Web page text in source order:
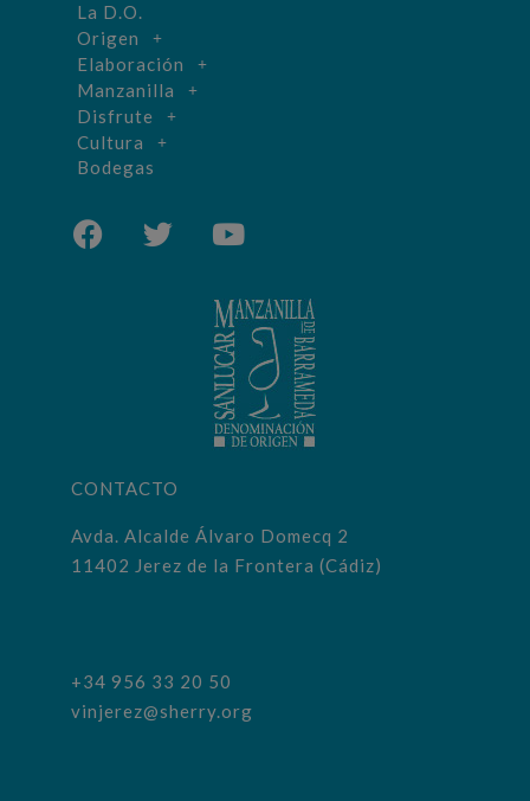
La D.O.
Origen
Elaboración
Manzanilla
Disfrute
Cultura
Bodegas
CONTACTO
Avda. Alcalde Álvaro Domecq 2
11402 Jerez de la Frontera (Cádiz)
+34 956 33 20 50
vinjerez@sherry.org